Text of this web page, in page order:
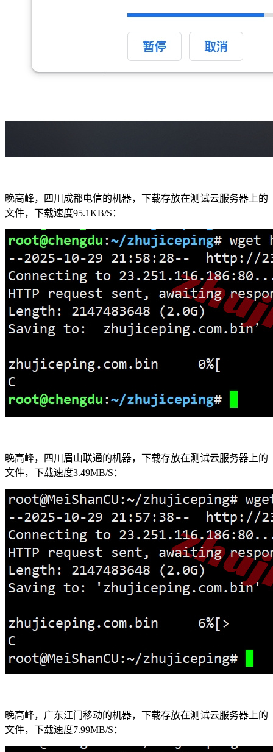
晚高峰，四川成都电信的机器，下载存放在测试云服务器上的
文件，下载速度95.1KB/S：
晚高峰，四川眉山联通的机器，下载存放在测试云服务器上的
文件，下载速度3.49MB/S：
晚高峰，广东江门移动的机器，下载存放在测试云服务器上的
文件，下载速度7.99MB/S：